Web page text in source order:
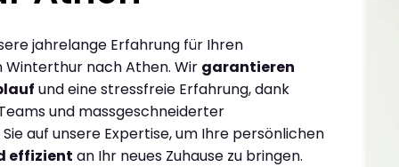
jahrelange Erfahrung für Ihren
Winterthur nach Athen. Wir garantieren
und eine stressfreie Erfahrung, dank
und massgeschneiderter
auf unsere Expertise, um Ihre persönlichen
effizient an Ihr neues Zuhause zu bringen.